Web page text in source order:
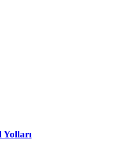
Yolları